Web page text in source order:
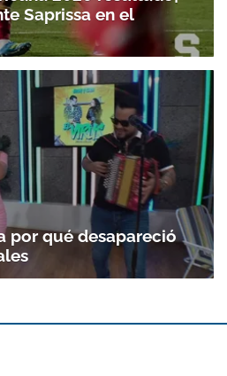
Saprissa en el
por qué desapareció